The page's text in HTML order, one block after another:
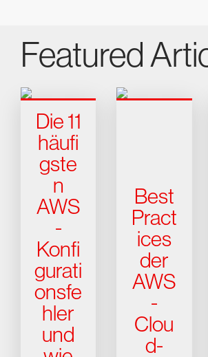
Featured
Die 11
häufi
gste
n
AWS
-
Konfi
gurati
onsfe
hler
und
Best
Pract
ices
der
AWS
-
Clou
d-